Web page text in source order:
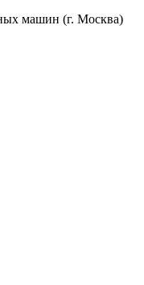
машин (г. Москва)